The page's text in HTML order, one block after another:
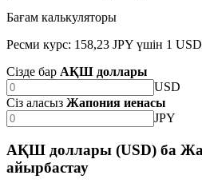
Бағам калькуляторы
Ресми курс: 158,23 JPY үшін 1 USD
Сізде бар АҚШ доллары
USD
Сіз аласыз Жапония иенасы
JPY
АҚШ доллары (USD) ба
айырбастау